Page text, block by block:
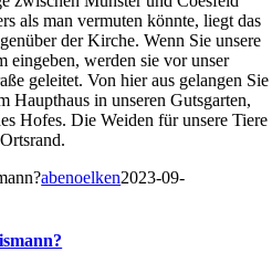
als man vermuten könnte, liegt das
der Kirche. Wenn Sie unsere
eingeben, werden sie vor unser
geleitet. Von hier aus gelangen Sie
Haupthaus in unseren Gutsgarten,
Hofes. Die Weiden für unsere Tiere
abenoelken2023-09-